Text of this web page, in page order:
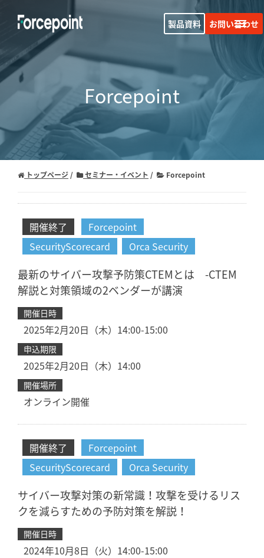
製品資料 お問い合わせ
Forcepoint
トップページ セミナー・イベント Forcepoint
開催終了
Forcepoint
SecurityScorecard
Orca Security
最新のサイバー攻撃予防策CTEMとは -CTEM
解説と対策領域の2ベンダーが講演
開催日時
2025年2月20日（木）14:00-15:00
申込期限
2025年2月20日（木）14:00
開催場所
オンライン開催
開催終了
Forcepoint
SecurityScorecard
Orca Security
サイバー攻撃対策の新常識！攻撃を受けるリス
クを減らすための予防対策を解説！
開催日時
2024年10月8日（火）14:00-15:00